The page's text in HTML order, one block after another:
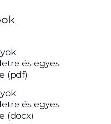
és egyes
(pdf)
és egyes
(docx)